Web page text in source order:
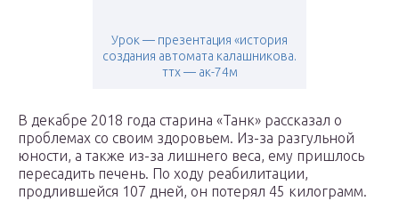
Урок — презентация «история
создания автомата калашникова.
ттх — ак-74м
В декабре 2018 года старина «Танк» рассказал о
проблемах со своим здоровьем. Из-за разгульной
юности, а также из-за лишнего веса, ему пришлось
пересадить печень. По ходу реабилитации,
продлившейся 107 дней, он потерял 45 килограмм.